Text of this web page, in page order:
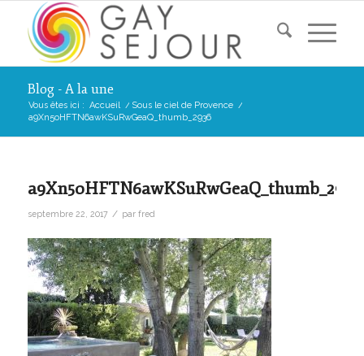
Blog - A la une
Vous êtes ici : Accueil / Sous le ciel de Provence /
a9Xn5oHFTN6awKSuRwGeaQ_thumb_2936
a9Xn5oHFTN6awKSuRwGeaQ_thumb_2936
septembre 22, 2017 / par fred